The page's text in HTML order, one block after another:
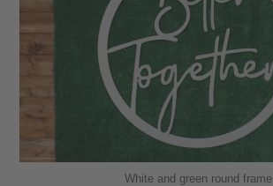
White and green round frame